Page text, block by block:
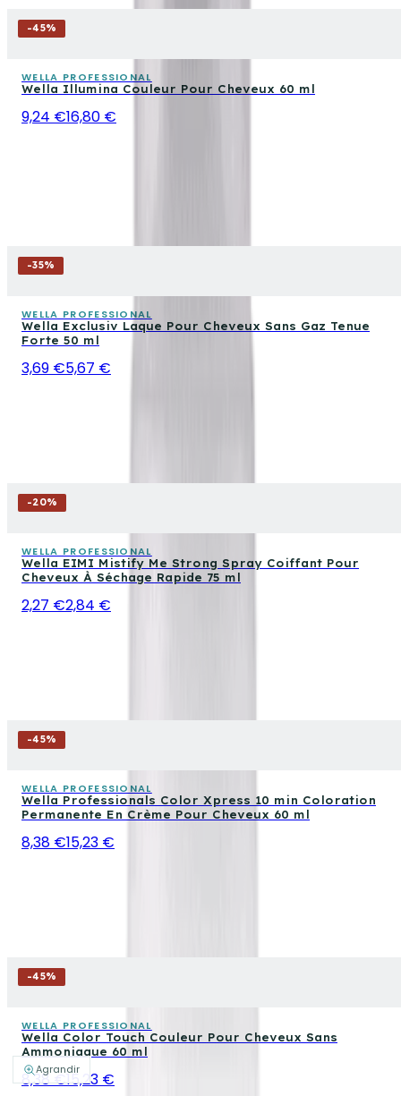
Agrandir
-45%
WELLA PROFESSIONAL
Wella Illumina Couleur Pour Cheveux 60 ml
9,24 €16,80 €
-35%
WELLA PROFESSIONAL
Wella Exclusiv Laque Pour Cheveux Sans Gaz Tenue
Forte 50 ml
3,69 €5,67 €
-20%
WELLA PROFESSIONAL
Wella EIMI Mistify Me Strong Spray Coiffant Pour
Cheveux À Séchage Rapide 75 ml
2,27 €2,84 €
-45%
WELLA PROFESSIONAL
Wella Professionals Color Xpress 10 min Coloration
Permanente En Crème Pour Cheveux 60 ml
8,38 €15,23 €
-45%
WELLA PROFESSIONAL
Wella Color Touch Couleur Pour Cheveux Sans
Ammoniaque 60 ml
8,38 €15,23 €